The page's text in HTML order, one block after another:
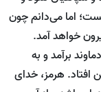
اما می‌دانم چون
خواهد آمد.
برآمد و به
افتاد. هرمز، خدای